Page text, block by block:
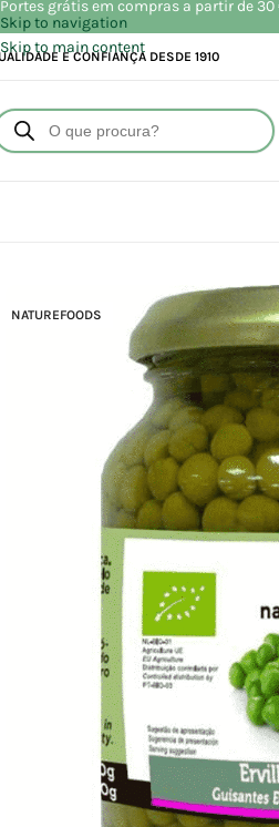
Skip to navigation
Skip to main content
E CONFIANÇA DESDE 1910
NATUREFOODS
Portes grátis em compras a partir de